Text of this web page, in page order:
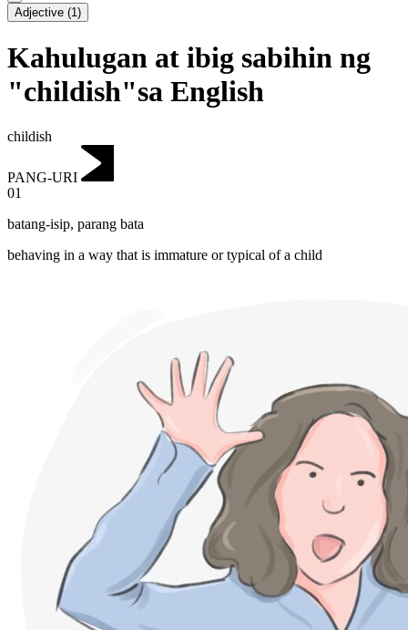
Adjective (1)
Kahulugan at ibig sabihin ng
"childish"sa English
childish
PANG-URI
01
batang-isip, parang bata
behaving in a way that is immature or typical of a child